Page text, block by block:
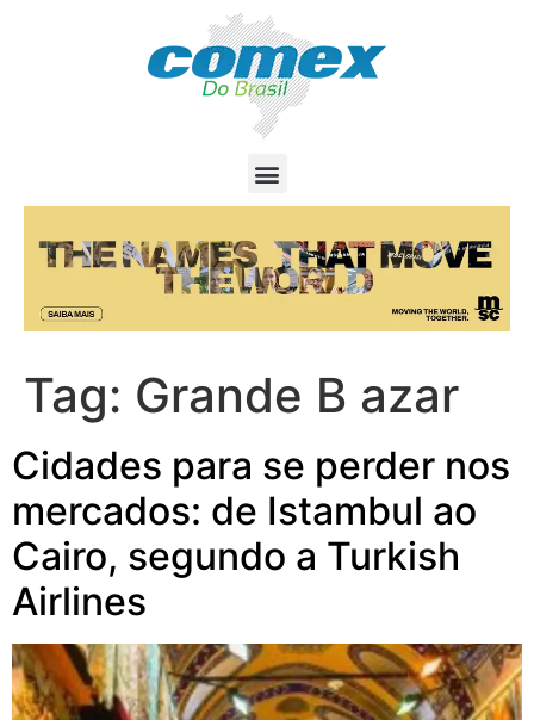
Tag: Grande B azar
Cidades para se perder nos
mercados: de Istambul ao
Cairo, segundo a Turkish
Airlines